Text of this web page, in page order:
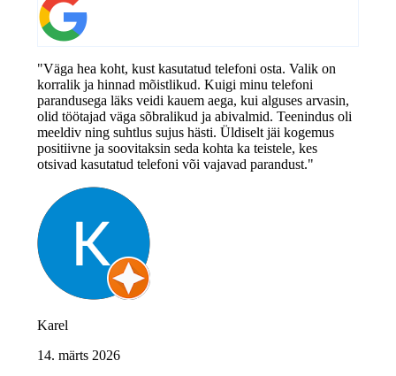
"Väga hea koht, kust kasutatud telefoni osta. Valik on
korralik ja hinnad mõistlikud. Kuigi minu telefoni
parandusega läks veidi kauem aega, kui alguses arvasin,
olid töötajad väga sõbralikud ja abivalmid. Teenindus oli
meeldiv ning suhtlus sujus hästi. Üldiselt jäi kogemus
positiivne ja soovitaksin seda kohta ka teistele, kes
otsivad kasutatud telefoni või vajavad parandust."
Karel
14. märts 2026